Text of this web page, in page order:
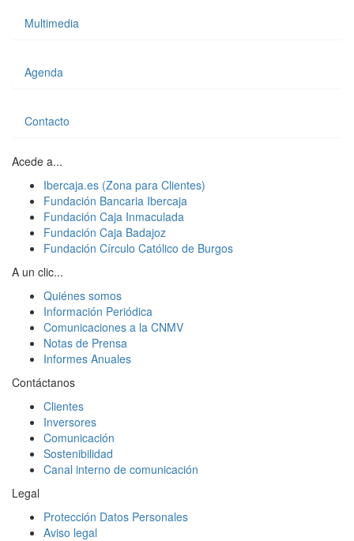
Multimedia
Agenda
Contacto
Acede a...
Ibercaja.es (Zona para Clientes)
Fundación Bancaria Ibercaja
Fundación Caja Inmaculada
Fundación Caja Badajoz
Fundación Círculo Católico de Burgos
A un clic...
Quiénes somos
Información Periódica
Comunicaciones a la CNMV
Notas de Prensa
Informes Anuales
Contáctanos
Clientes
Inversores
Comunicación
Sostenibilidad
Canal interno de comunicación
Legal
Protección Datos Personales
Aviso legal